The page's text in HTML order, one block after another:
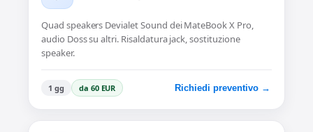
Quad speakers Devialet Sound dei MateBook X Pro,
audio Doss su altri. Risaldatura jack, sostituzione
speaker.
1 gg da 60 EUR Richiedi preventivo →